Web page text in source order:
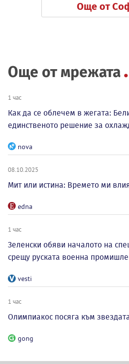
Още от
Още от мрежата
1 час
Как да се облечем в жегата:
единственото решение за
nova
08.10.2025
Мит или истина: Времето ми
edna
1 час
Зеленски обяви началото на
срещу руската военна
vesti
1 час
Олимпиакос посяга към
gong